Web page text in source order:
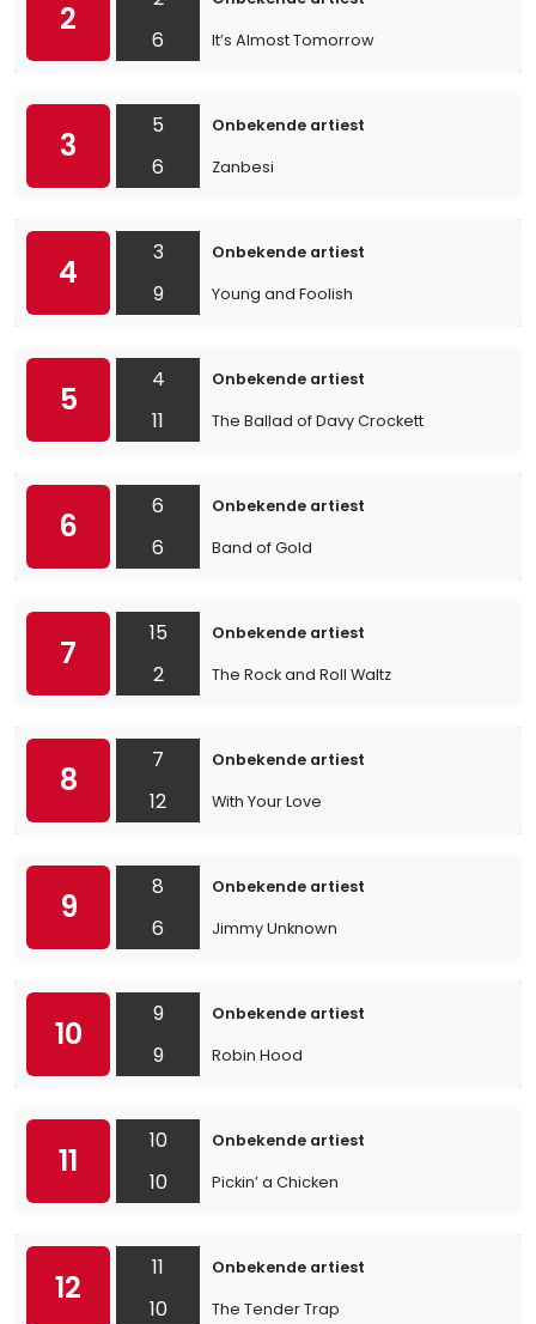
2
6
It’s Almost Tomorrow
3
5
6
Onbekende artiest
Zanbesi
4
3
9
Onbekende artiest
Young and Foolish
5
4
11
Onbekende artiest
The Ballad of Davy Crockett
6
6
6
Onbekende artiest
Band of Gold
7
15
2
Onbekende artiest
The Rock and Roll Waltz
8
7
12
Onbekende artiest
With Your Love
9
8
6
Onbekende artiest
Jimmy Unknown
10
9
9
Onbekende artiest
Robin Hood
11
10
10
Onbekende artiest
Pickin’ a Chicken
12
11
10
Onbekende artiest
The Tender Trap